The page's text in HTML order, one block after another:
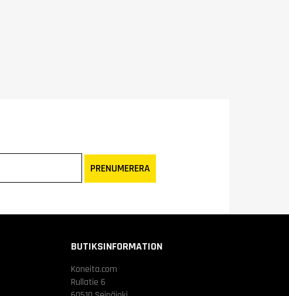
PRENUMERERA
BUTIKSINFORMATION
Koneita.com
Rullatie 6